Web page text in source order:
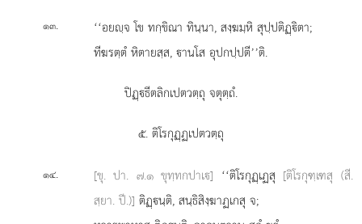
๑๓.
‘‘อยฺจ โข ทกฺขิณา ทินฺนา, สงฺฆมฺหิ สุปฺปติฏฺิตา;
ทีฆรตฺตํ หิตายสฺส, านโส อุปกปฺปตี’’ติ.
ปิฏฺธีตลิกเปตวตฺถุ จตุตฺถํ.
๕. ติโรกุฏฺฏเปตวตฺถุ
๑๔. [ขุ. ปา. ๗.๑ ขุทฺทกปาเ] ‘‘ติโรกุฏฺเฏสุ [ติโรกุฑฺเฑสุ (สี.
สฺยา. ปี.)] ติฏฺนฺติ, สนฺธิสิงฺฆาฏเกสุ จ;